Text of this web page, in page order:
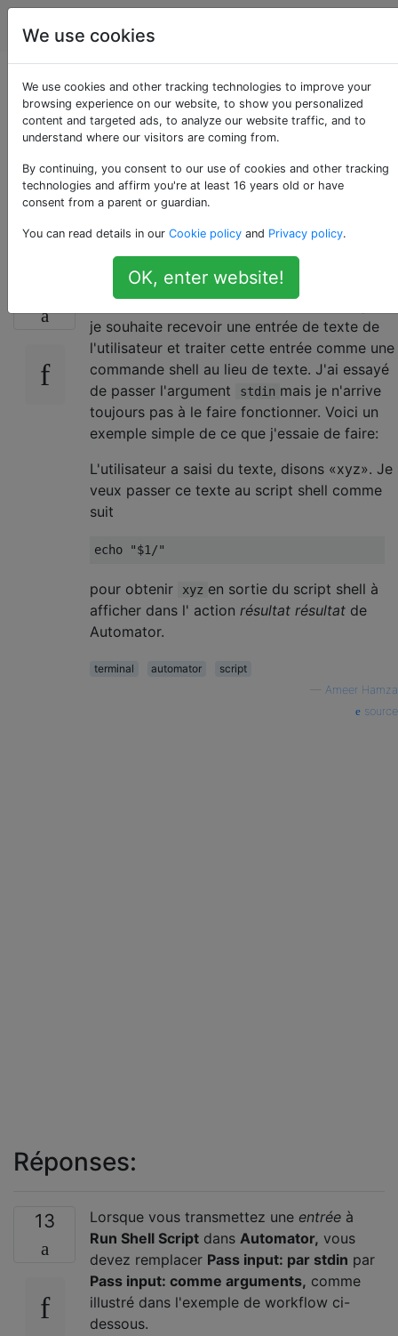
Apple
Passer des
arguments à «Run
Shell Script» dans
Automator
Je veux créer un workflow Automator pour
exécuter une commande shell. Par exemple,
je souhaite recevoir une entrée de texte de
l'utilisateur et traiter cette entrée comme une
commande shell au lieu de texte. J'ai essayé
de passer l'argument
stdin mais je n'arrive
toujours pas à le faire fonctionner. Voici un
exemple simple de ce que j'essaie de faire:
L'utilisateur a saisi du texte, disons «xyz». Je
veux passer ce texte au script shell comme
suit
echo "$1/"
pour obtenir xyz en sortie du script shell à
afficher dans l' action résultat résultat de
Automator.
terminal automator
script
Ameer Hamza
source
Réponses:
13 Lorsque vous transmettez une entrée à
Run Shell Script dans Automator, vous
devez remplacer Pass input: par stdin par
Pass input: comme arguments, comme
illustré dans l'exemple de workflow ci-
dessous.
We use cookies
We use cookies and other tracking technologies to improve your
browsing experience on our website, to show you personalized
content and targeted ads, to analyze our website traffic, and to
understand where our visitors are coming from.
By continuing, you consent to our use of cookies and other tracking
technologies and affirm you're at least 16 years old or have
consent from a parent or guardian.
You can read details in our Cookie policy and Privacy policy.
OK, enter website!